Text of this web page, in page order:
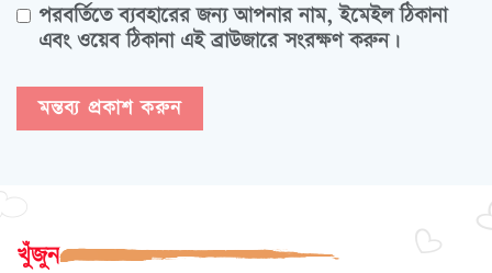
পরবর্তিতে ব্যবহারের জন্য আপনার নাম, ইমেইল ঠিকানা
এবং ওয়েব ঠিকানা এই ব্রাউজারে সংরক্ষণ করুন।
খুঁজুন